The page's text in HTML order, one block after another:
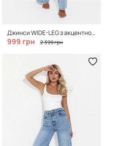
Джинси WIDE-LEG з акцентною кишенею, Blue
999 грн 2 399 грн